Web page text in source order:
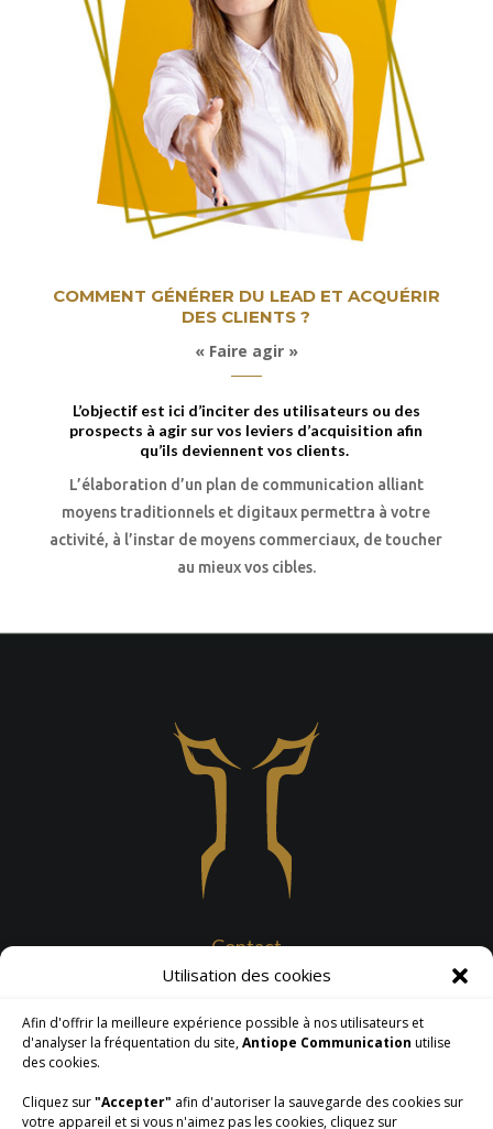
Utilisation des cookies
Afin d'offrir la meilleure expérience possible à nos utilisateurs et
d'analyser la fréquentation du site,Antiope Communication utilise
des cookies.
Cliquez sur"Accepter" afin d'autoriser la sauvegarde des cookies sur
votre appareil et si vous n'aimez pas les cookies, cliquez sur
COMMENT GÉNÉRER DU LEAD ET ACQUÉRIR
DES CLIENTS ?
« Faire agir »
L’objectif est ici d’inciter des utilisateurs ou des
prospects à agir sur vos leviers d’acquisition afin
qu’ils deviennent vos clients.
L’élaboration d’un plan de communication alliant
moyens traditionnels et digitaux permettra à votre
activité, à l’instar de moyens commerciaux, de toucher
au mieux vos cibles.
Contact
Tél. : 06 79 01 90 28
Nos services
Supports imprimés